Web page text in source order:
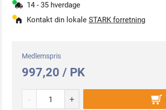
14 - 35 hverdage
Kontakt din lokale STARK forretning
Medlemspris
997,20 / PK
- +